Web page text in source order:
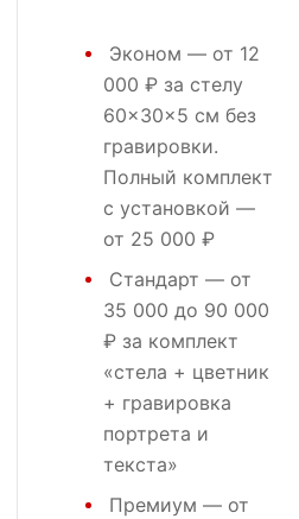
Эконом — от 12
000 ₽ за стелу
60×30×5 см без
гравировки.
Полный комплект
с установкой —
от 25 000 ₽
Стандарт — от
35 000 до 90 000
₽ за комплект
«стела + цветник
+ гравировка
портрета и
текста»
Премиум — от